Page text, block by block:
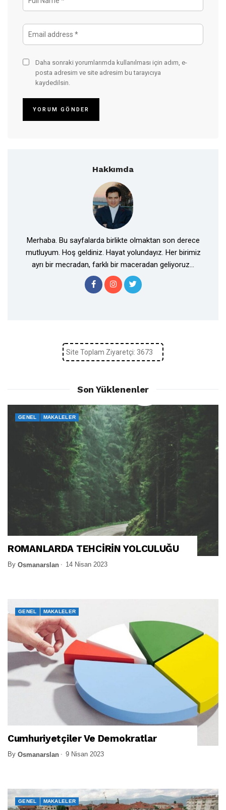
Daha sonraki yorumlarımda kullanılması için adım, e-
posta adresim ve site adresim bu tarayıcıya
kaydedilsin.
Hakkımda
Merhaba. Bu sayfalarda birlikte olmaktan son derece
mutluyum. Hoş geldiniz. Hayat yolundayız. Her birimiz
ayrı bir mecradan, farklı bir maceradan geliyoruz...
Site Toplam Ziyaretçi: 3673
Son Yüklenenler
GENEL MAKALELER
ROMANLARDA TEHCİRİN YOLCULUĞU
By Osmanarslan 14 Nisan 2023
GENEL MAKALELER
Cumhuriyetçiler Ve Demokratlar
By Osmanarslan 9 Nisan 2023
GENEL MAKALELER